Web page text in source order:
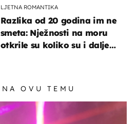
LJETNA ROMANTIKA
Razlika od 20 godina im ne
smeta: Nježnosti na moru
otkrile su koliko su i dalje
NA OVU TEMU